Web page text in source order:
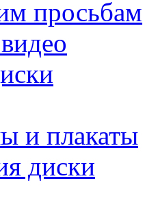
просьбам
и плакаты
диски